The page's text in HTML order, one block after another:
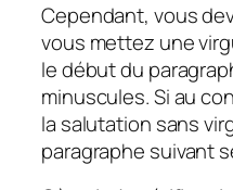
Cependant, vous
vous mettez une
le début du
minuscules. Si au
la salutation sans
paragraphe suivant